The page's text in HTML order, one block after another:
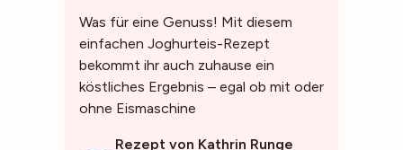
Was für eine Genuss! Mit diesem
einfachen Joghurteis-Rezept
bekommt ihr auch zuhause ein
köstliches Ergebnis – egal ob mit oder
ohne Eismaschine
Rezept von Kathrin Runge